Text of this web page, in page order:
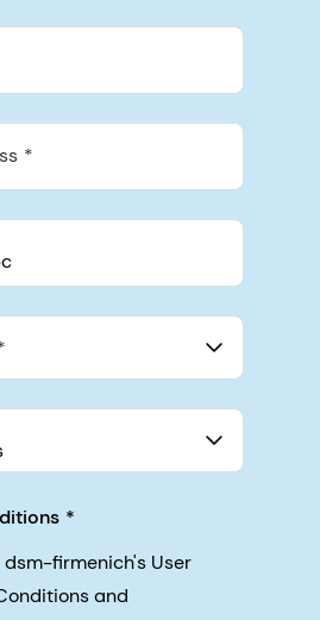
90375, San Francisco, California, US
firmenich's User
and